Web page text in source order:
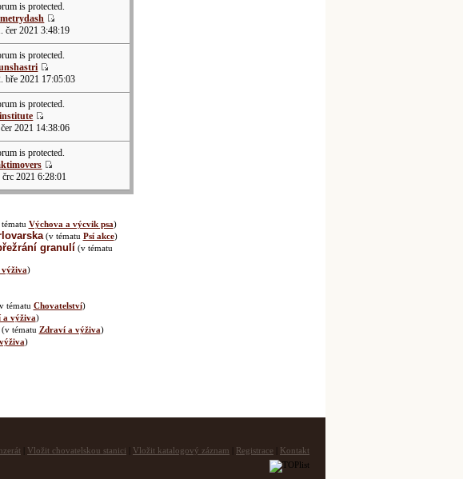
is protected.
čer 2021 3:48:19
is protected.
bře 2021 17:05:03
is protected.
2021 14:38:06
is protected.
črc 2021 6:28:01
Výchova a výcvik psa)
(v tématu Psí akce)
granulí (v tématu
)
tématu Chovatelství)
a výživa)
(v tématu Zdraví a výživa)
)
Vložit chovatelskou stanici Vložit katalogový záznam Registrace Kontakt